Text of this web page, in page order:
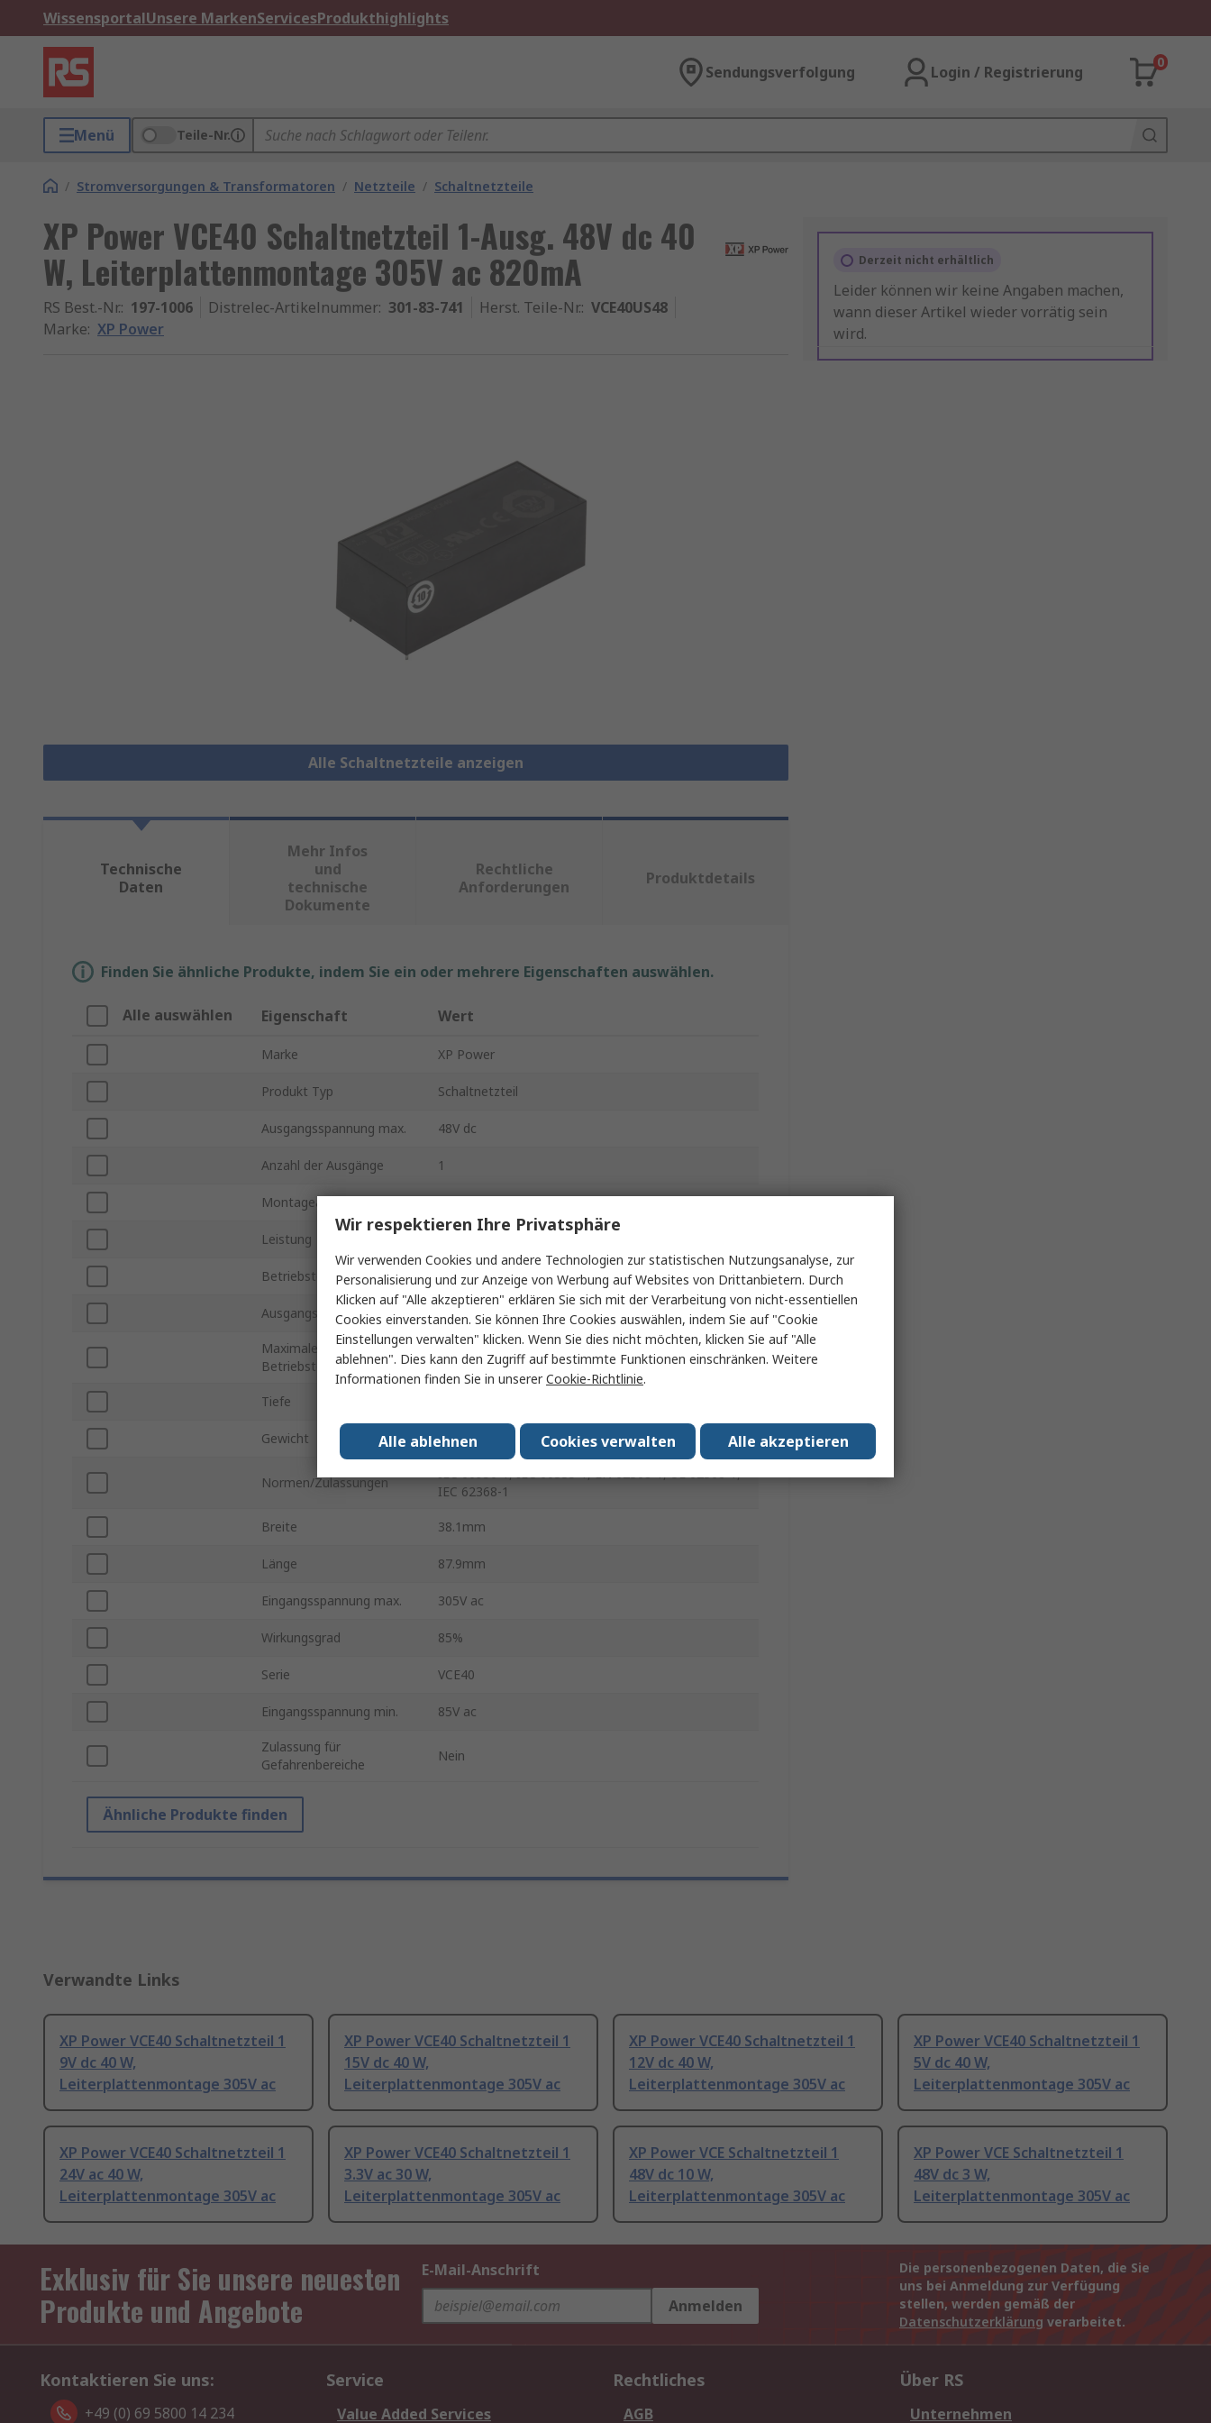
WissensportalUnsere MarkenServicesProdukthighlights
Sendungsverfolgung Login / Registrierung
0
Menü Teile-Nr.
/ Stromversorgungen & Transformatoren / Netzteile / Schaltnetzteile
XP Power VCE40 Schaltnetzteil 1-Ausg. 48V dc 40
W, Leiterplattenmontage 305V ac 820mA
RS Best.-Nr.: 197-1006 Distrelec-Artikelnummer: 301-83-741 Herst. Teile-Nr.: VCE40US48
Marke: XP Power
Alle Schaltnetzteile anzeigen
Derzeit nicht erhältlich
Leider können wir keine Angaben machen,
wann dieser Artikel wieder vorrätig sein
wird.
Technische
Daten
Mehr Infos
und
technische
Dokumente
Rechtliche
Anforderungen
Produktdetails
Finden Sie ähnliche Produkte, indem Sie ein oder mehrere Eigenschaften auswählen.
Alle auswählen Eigenschaft Wert
Marke XP Power
Produkt Typ Schaltnetzteil
Ausgangsspannung max. 48V dc
Anzahl der Ausgänge 1
Montageart
Leistung
Betriebstemperatur min. -25°C
Ausgangsstrom 820mA
Maximale
Betriebstemperatur
70°C
Tiefe
Gewicht 190g
Normen/Zulassungen
IEC 60950-1, IEC 60335-1, EN 62368-1, UL 62368-1,
IEC 62368-1
Breite 38.1mm
Länge 87.9mm
Eingangsspannung max. 305V ac
Wirkungsgrad 85%
Serie VCE40
Eingangsspannung min. 85V ac
Zulassung für
Gefahrenbereiche
Nein
Ähnliche Produkte finden
Verwandte Links
XP Power VCE40 Schaltnetzteil 1
9V dc 40 W,
Leiterplattenmontage 305V ac
XP Power VCE40 Schaltnetzteil 1
15V dc 40 W,
Leiterplattenmontage 305V ac
XP Power VCE40 Schaltnetzteil 1
12V dc 40 W,
Leiterplattenmontage 305V ac
XP Power VCE40 Schaltnetzteil 1
5V dc 40 W,
Leiterplattenmontage 305V ac
XP Power VCE40 Schaltnetzteil 1
24V ac 40 W,
Leiterplattenmontage 305V ac
XP Power VCE40 Schaltnetzteil 1
3.3V ac 30 W,
Leiterplattenmontage 305V ac
XP Power VCE Schaltnetzteil 1
48V dc 10 W,
Leiterplattenmontage 305V ac
XP Power VCE Schaltnetzteil 1
48V dc 3 W,
Leiterplattenmontage 305V ac
Exklusiv für Sie unsere neuesten
Produkte und Angebote
E-Mail-Anschrift
Anmelden
Die personenbezogenen Daten, die Sie
uns bei Anmeldung zur Verfügung
stellen, werden gemäß der
Datenschutzerklärung verarbeitet.
Kontaktieren Sie uns:
+49 (0) 69 5800 14 234
Service
Value Added Services
Rechtliches
AGB
Über RS
Unternehmen
Wir respektieren Ihre Privatsphäre
Wir verwenden Cookies und andere Technologien zur statistischen Nutzungsanalyse, zur
Personalisierung und zur Anzeige von Werbung auf Websites von Drittanbietern. Durch
Klicken auf "Alle akzeptieren" erklären Sie sich mit der Verarbeitung von nicht-essentiellen
Cookies einverstanden. Sie können Ihre Cookies auswählen, indem Sie auf "Cookie
Einstellungen verwalten" klicken. Wenn Sie dies nicht möchten, klicken Sie auf "Alle
ablehnen". Dies kann den Zugriff auf bestimmte Funktionen einschränken. Weitere
Informationen finden Sie in unsererCookie-Richtlinie.
Alle akzeptieren
Cookies verwalten
Alle ablehnen